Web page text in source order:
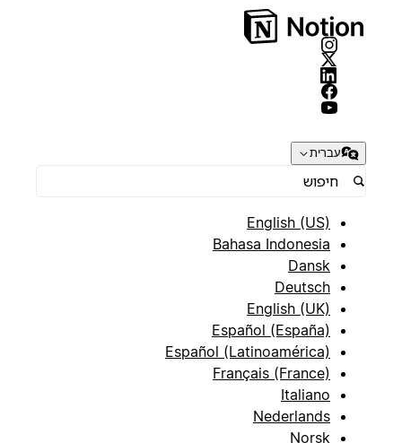
עברית
English (US)
Bahasa Indonesia
Dansk
Deutsch
English (UK)
Español (España)
Español (Latinoamérica)
Français (France)
Italiano
Nederlands
Norsk